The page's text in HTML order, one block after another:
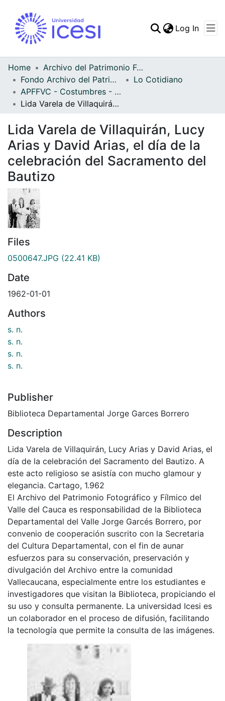
Statistics
Log In
Home
Archivo del Patrimonio Fotográfico y Fílmico del Valle del Cauca
Fondo Archivo del Patrimonio Fotográfico y Fílmico del Valle del Cauca
Lo Cotidiano
APFFVC - Costumbres - Patrimonial
Lida Varela de Villaquirán, Lucy Arias y David Arias, el día de la celebración del Sacramento del Bautizo
Lida Varela de Villaquirán, Lucy
Arias y David Arias, el día de la
celebración del Sacramento del
Bautizo
Files
0500647.JPG (22.41 KB)
Date
1962-01-01
Authors
s. n.
s. n.
s. n.
s. n.
Publisher
Biblioteca Departamental Jorge Garces Borrero
Description
Lida Varela de Villaquirán, Lucy Arias y David Arias, el
día de la celebración del Sacramento del Bautizo. A
este acto religioso se asistía con mucho glamour y
elegancia. Cartago, 1.962
El Archivo del Patrimonio Fotográfico y Fílmico del
Valle del Cauca es responsabilidad de la Biblioteca
Departamental del Valle Jorge Garcés Borrero, por
convenio de cooperación suscrito con la Secretaria
del Cultura Departamental, con el fin de aunar
esfuerzos para su conservación, preservación y
divulgación del Archivo entre la comunidad
Vallecaucana, especialmente entre los estudiantes e
investigadores que visitan la Biblioteca, propiciando el
su uso y consulta permanente. La universidad Icesi es
un colaborador en el proceso de difusión, facilitando
la tecnología que permite la consulta de las imágenes.